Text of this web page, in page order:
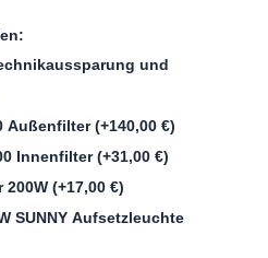
und
Außenfilter (+140,00 €)
Innenfilter (+31,00 €)
200W (+17,00 €)
SUNNY Aufsetzleuchte